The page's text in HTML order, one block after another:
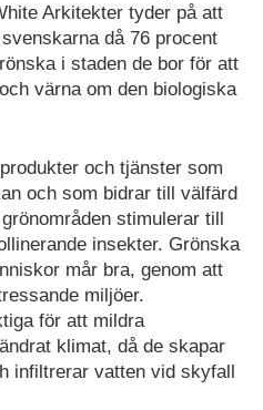
Arkitekter tyder på att
då 76 procent
i staden de bor för att
värna om den biologiska
och tjänster som
och som bidrar till välfärd
stimulerar till
insekter. Grönska
mår bra, genom att
miljöer.
för att mildra
klimat, då de skapar
infiltrerar vatten vid skyfall